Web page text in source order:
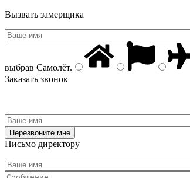
Вызвать замерщика
выбрав Самолёт.
Заказать звонок
Письмо директору